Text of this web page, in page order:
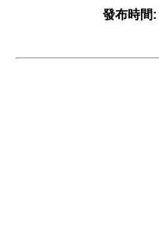
發布時間: